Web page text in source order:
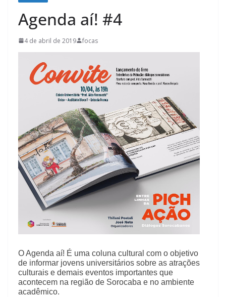
Agenda aí! #4
4 de abril de 2019 focas
O Agenda aí! É uma coluna cultural com o objetivo
de informar jovens universitários sobre as atrações
culturais e demais eventos importantes que
acontecem na região de Sorocaba e no ambiente
acadêmico.